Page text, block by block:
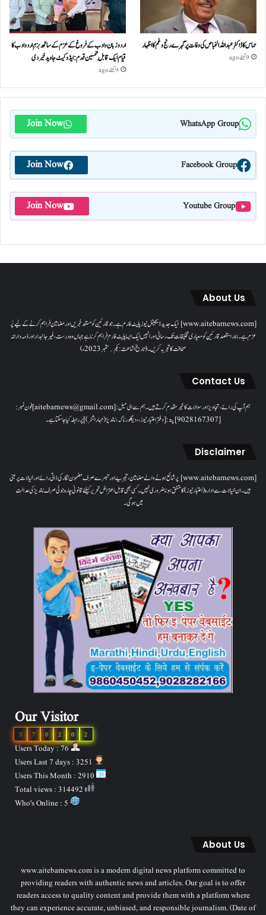
حماس کا ڈاکٹر عبداللہ الخباص کی وفات پر گہرے رنج وغم کااظہار
9 گھنٹے ago
اردو زبان و ادب کے فروغ کے عزم کے ساتھ بزمِ اردو ادب کا
قیام ایک قابلِ تحسین قدم : ایڈوکیٹ جاوید خیردی
9 گھنٹے ago
WhatsApp Group
Join Now
Facebook Group
Join Now
Youtube Group
Join Now
About Us
[www.aitebarnews.com] ایک جدید ڈیجیٹل نیوز پلیٹ فارم ہے۔ جو قارئین کو مستند خبریں اور مضامین فراہم کرنے کے لیے پُر
عزم ہے۔ ہمارا مقصدقارئین کو معیاری تخلیقات تک رسائی اور انہیں ایک ایسا پلیٹ فارم فراہم کرنا ہے جہاں وہ درست، غیر جانبدار اور ذمہ دارانہ
صحافت کا تجربہ کریں۔( تاریخ اشاعت : یکم؍ ستمبر 2023ء)
Contact Us
ہم آپ کی رائے، تجاویز اور سوالات کا خیرمقدم کرتے ہیں۔ ہم سےای میل: [aitebarnews@gmail.com]فون نمبر:
[9028167307]پتہ: [دفتر اعتبار نیوز، ، دیگلور ناکہ، ناندیڑ(مہاراشٹر) ] پر رابطہ کیا جاسکتا ہے۔
Disclaimer
[www.aitebarnews.com] پر شائع ہونے والے مضامین، تجزیے اور تبصرے صرف مضمون نگار کی ذاتی رائے اور خیالات پر مبنی
ہیں۔ ان خیالات سے ادارہ (اعتبار نیوز) کا متفق ہونا ضروری نہیں۔ کسی بھی قابل اعتراض تحریر کیلئے قانونی چارہ جوئی صرف ناندیڑ کی عدالت
میں ہوگی۔
Our Visitor
2
0
2
0
7
3
Users Today : 76
About Us
www.aitebarnews.com is a modern digital news platform committed to
providing readers with authentic news and articles. Our goal is to offer
readers access to quality content and provide them with a platform where
they can experience accurate, unbiased, and responsible journalism. (Date of